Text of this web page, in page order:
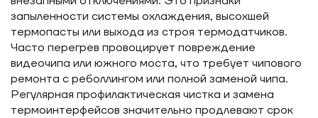
запыленности системы охлаждения, высохшей
термопасты или выхода из строя термодатчиков.
Часто перегрев провоцирует повреждение
видеочипа или южного моста, что требует чипового
ремонта с реболлингом или полной заменой чипа.
Регулярная профилактическая чистка и замена
термоинтерфейсов значительно продлевают срок